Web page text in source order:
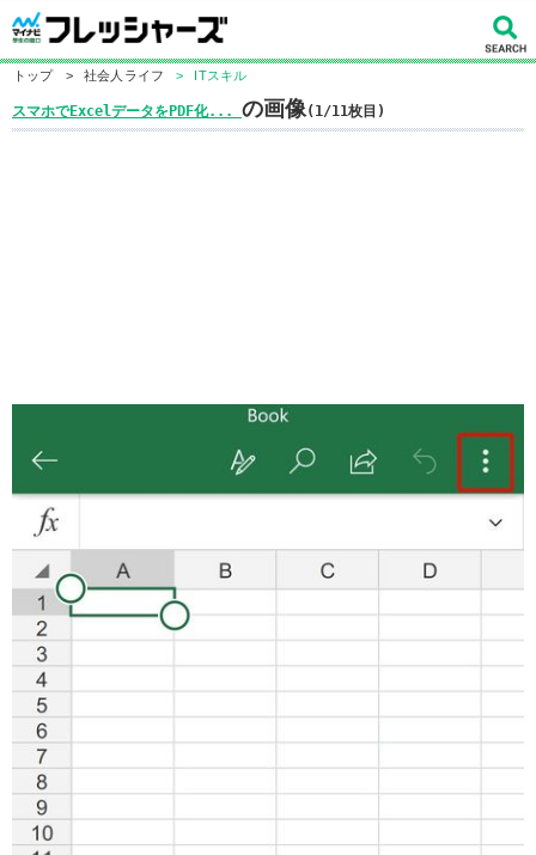
トップ > 社会人ライフ > ITスキル
スマホでExcelデータをPDF化... の画像(1/11枚目)